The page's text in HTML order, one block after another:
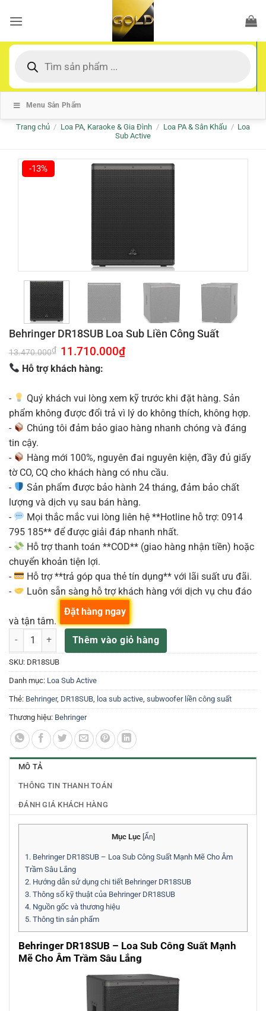
qua
dung
kiếm
Menu Sản Phẩm
Trang chủ / Loa PA, Karaoke & Gia Đình / Loa PA & Sân Khấu / Loa
Sub Active
-13%
Behringer DR18SUB Loa Sub Liền Công Suất
13.470.000₫ Giá
gốc
là:
13.470.000₫.
11.710.000₫Giá
Hỗ trợ khách hàng:
-
Quý khách vui lòng xem kỹ trước khi đặt hàng. Sản
phẩm không được đổi trả vì lý do không thích, không hợp.
-
Chúng tôi đảm bảo giao hàng nhanh chóng và đáng
tin cậy.
-
Hàng mới 100%, nguyên đai nguyên kiện, đầy đủ giấy
tờ CO, CQ cho khách hàng có nhu cầu.
-
Sản phẩm được bảo hành 24 tháng, đảm bảo chất
lượng và dịch vụ sau bán hàng.
-
Mọi thắc mắc vui lòng liên hệ **Hotline hỗ trợ: 0914
795 185** để được giải đáp nhanh nhất.
-
Hỗ trợ thanh toán **COD** (giao hàng nhận tiền) hoặc
chuyển khoản tiện lợi.
-
Hỗ trợ **trả góp qua thẻ tín dụng** với lãi suất ưu đãi.
-
Luôn sẵn sàng hỗ trợ khách hàng với dịch vụ chu đáo
và tận tâm.
Behringer DR18SUB Loa Sub Liền Công Suất số lượng
Thêm vào giỏ hàng
Đặt hàng ngay
SKU: DR18SUB
Danh mục: Loa Sub Active
Thẻ: Behringer, DR18SUB loa sub active subwoofer liền công suất
Thương hiệu: Behringer
MÔ TẢ
THÔNG TIN THANH TOÁN
ĐÁNH GIÁ KHÁCH HÀNG
Mục Lục Ẩn
1. Behringer DR18SUB – Loa Sub Công Suất Mạnh Mẽ Cho Âm
Trầm Sâu Lắng
2. Hướng dẫn sử dụng chi tiết Behringer DR18SUB
3. Thông số kỹ thuật của Behringer DR18SUB
4. Nguồn gốc và thương hiệu
5. Thông tin sản phẩm
Behringer DR18SUB – Loa Sub Công Suất Mạnh
Mẽ Cho Âm Trầm Sâu Lắng